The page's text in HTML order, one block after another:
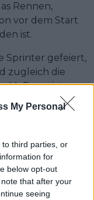
My Personal
third parties, or
for
below opt-out
that after your
seeing
Rennen,
vor dem Start
ist.
Sprinter gefeiert,
zugleich die
McEwen ist
Tradition steht.